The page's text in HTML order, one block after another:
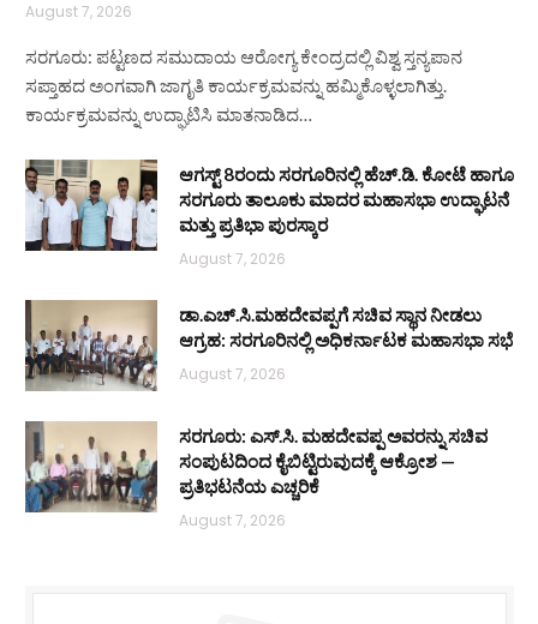
August 7, 2026
ಸರಗೂರು: ಪಟ್ಟಣದ ಸಮುದಾಯ ಆರೋಗ್ಯ ಕೇಂದ್ರದಲ್ಲಿ ವಿಶ್ವ ಸ್ತನ್ಯಪಾನ
ಸಪ್ತಾಹದ ಅಂಗವಾಗಿ ಜಾಗೃತಿ ಕಾರ್ಯಕ್ರಮವನ್ನು ಹಮ್ಮಿಕೊಳ್ಳಲಾಗಿತ್ತು.
ಕಾರ್ಯಕ್ರಮವನ್ನು ಉದ್ಘಾಟಿಸಿ ಮಾತನಾಡಿದ…
ಆಗಸ್ಟ್ 8ರಂದು ಸರಗೂರಿನಲ್ಲಿ ಹೆಚ್.ಡಿ. ಕೋಟೆ ಹಾಗೂ
ಸರಗೂರು ತಾಲೂಕು ಮಾದರ ಮಹಾಸಭಾ ಉದ್ಘಾಟನೆ
ಮತ್ತು ಪ್ರತಿಭಾ ಪುರಸ್ಕಾರ
August 7, 2026
ಡಾ.ಎಚ್.ಸಿ.ಮಹದೇವಪ್ಪಗೆ ಸಚಿವ ಸ್ಥಾನ ನೀಡಲು
ಆಗ್ರಹ: ಸರಗೂರಿನಲ್ಲಿ ಅಧಿಕರ್ನಾಟಕ ಮಹಾಸಭಾ ಸಭೆ
August 7, 2026
ಸರಗೂರು: ಎಸ್.ಸಿ. ಮಹದೇವಪ್ಪ ಅವರನ್ನು ಸಚಿವ
ಸಂಪುಟದಿಂದ ಕೈಬಿಟ್ಟಿರುವುದಕ್ಕೆ ಆಕ್ರೋಶ —
ಪ್ರತಿಭಟನೆಯ ಎಚ್ಚರಿಕೆ
August 7, 2026